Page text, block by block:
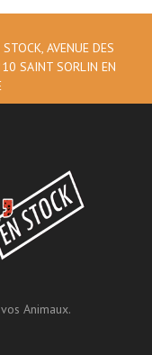
STOCK, AVENUE DES
SAINT SORLIN EN
Animaux.